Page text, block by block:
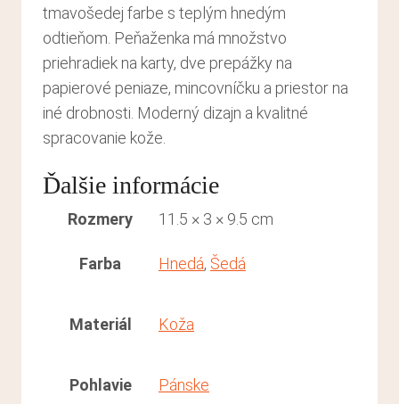
tmavošedej farbe s teplým hnedým
odtieňom. Peňaženka má množstvo
priehradiek na karty, dve prepážky na
papierové peniaze, mincovníčku a priestor na
iné drobnosti. Moderný dizajn a kvalitné
spracovanie kože.
Ďalšie informácie
Rozmery 11.5 × 3 × 9.5 cm
Farba Hnedá, Šedá
Materiál Koža
Pohlavie Pánske